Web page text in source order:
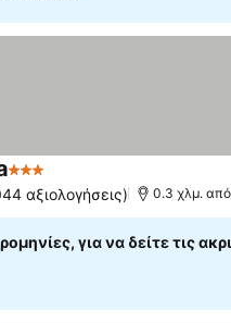
3 Αστέρια
αξιολογήσεις) 0.3 χλμ.
για να δείτε τις